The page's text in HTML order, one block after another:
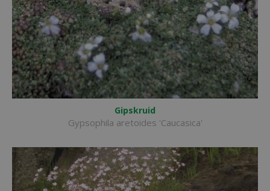
Gipskruid
Gypsophila aretoides 'Caucasica'